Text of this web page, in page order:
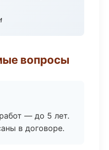
вопросы
— до 5 лет.
в договоре.